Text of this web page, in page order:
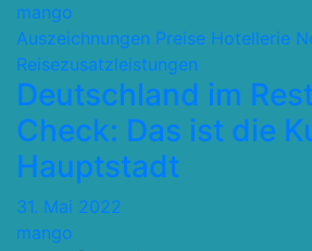
mango
Auszeichnungen Preise Hotellerie
Reisezusatzleistungen
Deutschland im
Check: Das ist die
Hauptstadt
31. Mai 2022
mango